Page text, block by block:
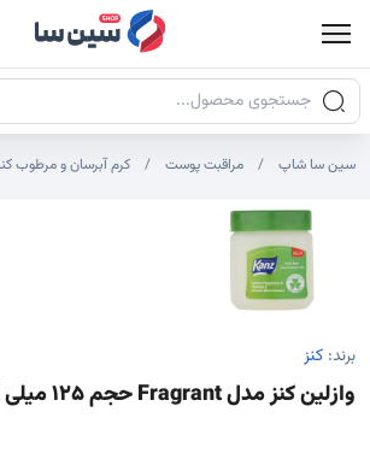
جستجوی محصولات
سین سا شاپ مراقبت پوست کرم آبرسان و مرطوب
برند: کنز
وازلین کنز مدل Fragrant حجم 125 میلی لیتر
تصاویر محصول
تصویر شاخص محصول
سایر تصاویر محصول - تصاویر بندانگشتی